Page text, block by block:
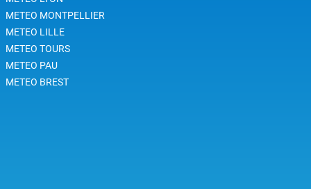
METEO MONTPELLIER
METEO LILLE
METEO TOURS
METEO PAU
METEO BREST